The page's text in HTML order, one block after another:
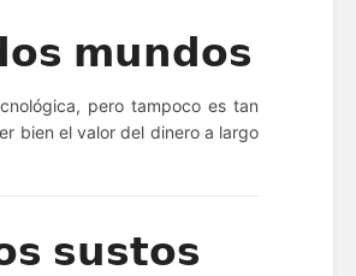
𝗺𝘂𝗻𝗱𝗼𝘀
pero tampoco es tan
bien el valor del dinero a largo
𝘀𝘂𝘀𝘁𝗼𝘀